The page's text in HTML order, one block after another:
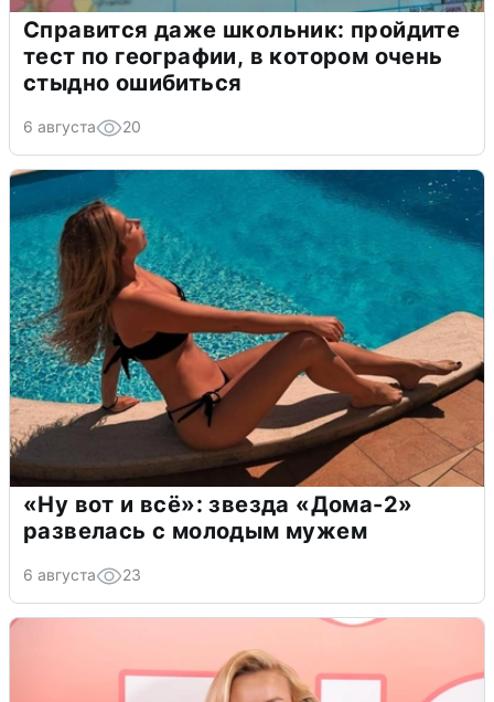
Справится даже школьник: пройдите
тест по географии, в котором очень
стыдно ошибиться
6 августа 20
«Ну вот и всё»: звезда «Дома-2»
развелась с молодым мужем
6 августа 23